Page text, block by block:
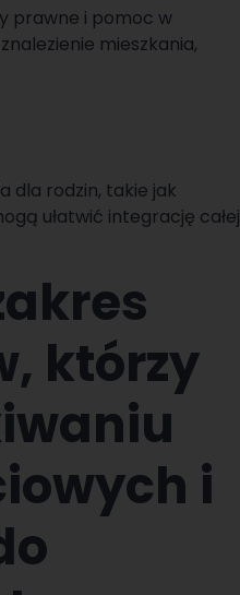
prawne i pomoc w
mieszkania,
dla rodzin, takie jak
ułatwić integrację całej
którzy
i